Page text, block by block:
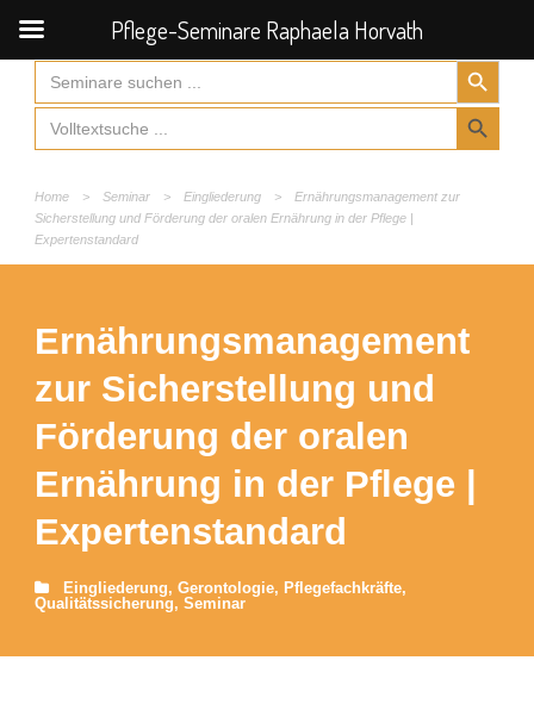
Search
for:
Search Button
Search
for:
Search Button
Home > Seminar > Eingliederung >
Ernährungsmanagement zur
Sicherstellung und Förderung der oralen Ernährung in der Pflege |
Expertenstandard
Ernährungsmanagement
zur Sicherstellung und
Förderung der oralen
Ernährung in der Pflege |
Expertenstandard
Eingliederung, Gerontologie, Pflegefachkräfte,
Qualitätssicherung, Seminar
Pflege-Seminare Raphaela Horvath